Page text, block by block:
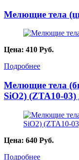
Мелющие тела
Цена: 410 Руб.
Подробнее
Мелющие тела
SiO2) (ZTA10-
Цена: 640 Руб.
Подробнее